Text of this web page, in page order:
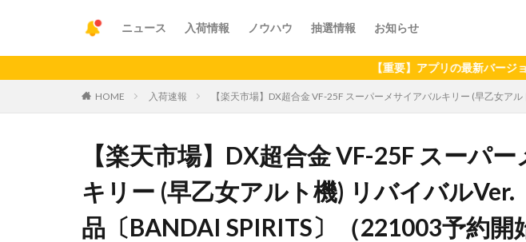
ニュース 入荷情報 ノウハウ 抽選情報 お知らせ
【重要】アプリの最新バージョンへの
HOME 入荷速報 【楽天市場】DX超合金 VF-25F スーパーメサイアバルキリー (早乙女ア
【楽天市場】DX超合金 VF-25F スーパ
キリー (早乙女アルト機) リバイバル
品〔BANDAI SPIRITS〕（221003予約開